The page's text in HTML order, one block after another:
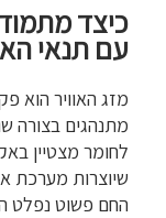
כיצד
עם תנאי
מזג האוויר הוא
מתנהגים בצורה
לחומר מצטיין
שיוצרות מערכת
החם פשוט נפלט